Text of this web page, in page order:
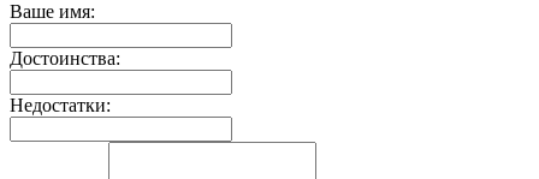
Ваше имя:
Достоинства:
Недостатки: